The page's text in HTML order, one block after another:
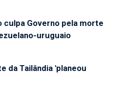
culpa Governo pela morte
uruguaio
da Tailândia 'planeou